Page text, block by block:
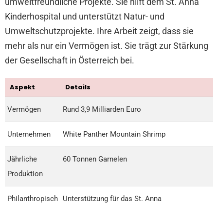
Kinderhospital und unterstützt Natur- und
Umweltschutzprojekte. Ihre Arbeit zeigt, dass sie
mehr als nur ein Vermögen ist. Sie trägt zur Stärkung
der Gesellschaft in Österreich bei.
Aspekt Details
Vermögen Rund 3,9 Milliarden Euro
Unternehmen White Panther Mountain Shrimp
Jährliche
Produktion
60 Tonnen Garnelen
Philanthropisch
Unterstützung für das St. Anna